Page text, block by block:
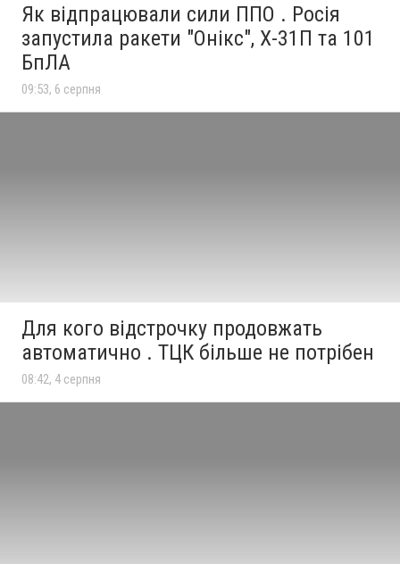
Як відпрацювали сили ППО . Росія
запустила ракети "Онікс", Х-31П та 101
БпЛА
09:53, 6 серпня
Для кого відстрочку продовжать
автоматично . ТЦК більше не потрібен
08:42, 4 серпня